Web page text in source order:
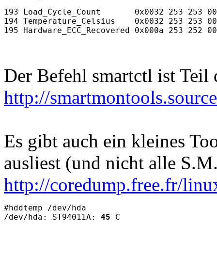
193 Load_Cycle_Count       0x0032 253 253
194 Temperature_Celsius    0x0032 253 253
Der Befehl smartctl ist Teil
http://
Es gibt auch ein kleines
ausliest (und nicht alle
http://coredump.free.fr/
#hddtemp /dev/hda
/dev/hda: ST94011A: 45